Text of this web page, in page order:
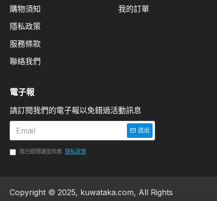
購物須知
隱私政策
服務條款
聯絡我們
我的訂單
電子報
請訂閱我們的電子報以免錯過活動訊息
送出
我已經閱讀並同意 隱私政策
Copyright © 2025, kuwataka.com, All Rights